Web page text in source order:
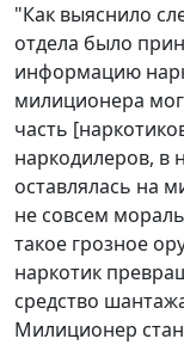
"Как выяснило
отдела было
информацию
милиционера
часть
наркодилеров, в
оставлялась на
не совсем
такое грозное
наркотик
средство
Милиционер